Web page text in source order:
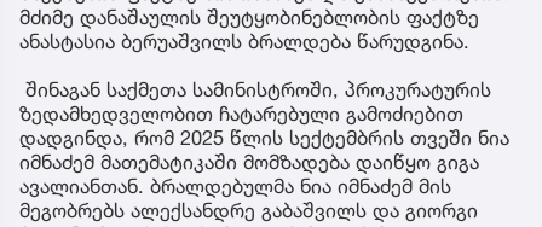
მძიმე დანაშაულის შეუტყობინებლობის ფაქტზე
ანასტასია ბერუაშვილს ბრალდება წარუდგინა.
შინაგან საქმეთა სამინისტროში, პროკურატურის
ზედამხედველობით ჩატარებული გამოძიებით
დადგინდა, რომ 2025 წლის სექტემბრის თვეში ნია
იმნაძემ მათემატიკაში მომზადება დაიწყო გიგა
ავალიანთან. ბრალდებულმა ნია იმნაძემ მის
მეგობრებს ალექსანდრე გაბაშვილს და გიორგი